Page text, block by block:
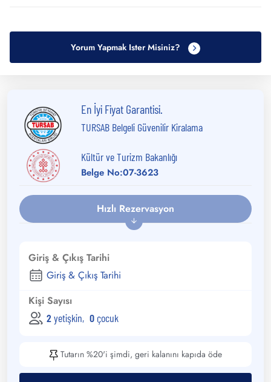
Yorum Yapmak Ister Misiniz?
En İyi Fiyat Garantisi.
TURSAB Belgeli Güvenilir Kiralama
Kültür ve Turizm Bakanlığı
Belge No:07-3623
Hızlı Rezervasyon
Giriş & Çıkış Tarihi
Kişi Sayısı
2yetişkin, 0 çocuk
Tutarın %20'i şimdi, geri kalanını kapıda öde